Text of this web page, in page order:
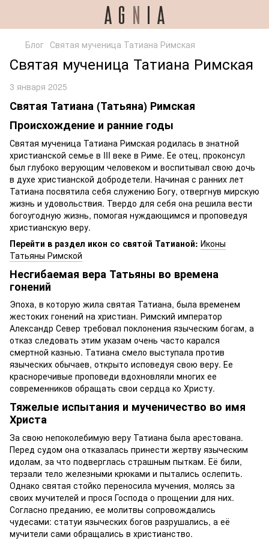
Блог Святая мученица Татиана Римская
Святая мученица Татиана Римская
3 января 2025
Святая Татиана (Татьяна) Римская
Происхождение и ранние годы
Святая мученица Татиана Римская родилась в знатной
христианской семье в III веке в Риме. Ее отец, проконсул
был глубоко верующим человеком и воспитывал свою дочь
в духе христианской добродетели. Начиная с ранних лет
Татиана посвятила себя служению Богу, отвергнув мирскую
жизнь и удовольствия. Твердо для себя она решила вести
богоугодную жизнь, помогая нуждающимся и проповедуя
христианскую веру.
Перейти в раздел икон со святой Татианой: Иконы
Татьяны Римской
Несгибаемая вера Татьяны во времена
гонений
Эпоха, в которую жила святая Татиана, была временем
жестоких гонений на христиан. Римский император
Александр Север требовал поклонения языческим богам, а
отказ следовать этим указам очень часто карался
смертной казнью. Татиана смело выступала против
языческих обычаев, открыто исповедуя свою веру. Ее
красноречивые проповеди вдохновляли многих ее
современников обращать свои сердца ко Христу.
Тяжелые испытания и мученичество во имя
Христа
За свою непоколебимую веру Татиана была арестована.
Перед судом она отказалась принести жертву языческим
идолам, за что подверглась страшным пыткам. Её били,
терзали тело железными крюками и пытались ослепить.
Однако святая стойко переносила мучения, молясь за
своих мучителей и прося Господа о прощении для них.
Согласно преданию, ее молитвы сопровождались
чудесами: статуи языческих богов разрушались, а её
мучители сами обращались в христианство.